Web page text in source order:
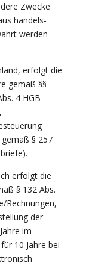
Zwecke
handels-
werden
erfolgt die
gemäß §§
4 HGB
§ 257
erfolgt die
§ 132 Abs.
Rechnungen,
der
im
10 Jahre bei